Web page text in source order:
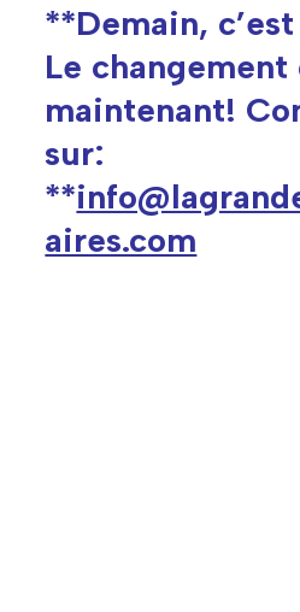
**Demain,
Le
maintenant!
sur:
**
aires.com